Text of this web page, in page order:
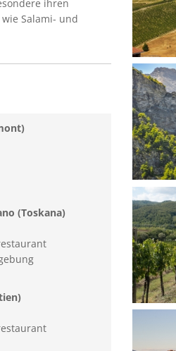
ihren
Salami- und
(Toskana)